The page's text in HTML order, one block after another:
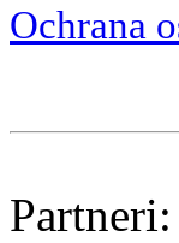
Ochrana
Partneri: